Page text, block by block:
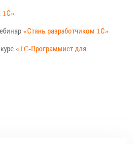
1С»
«Стань разработчиком 1С»
«1C-Программист для